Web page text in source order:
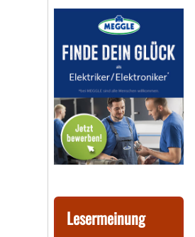
Lesermeinung